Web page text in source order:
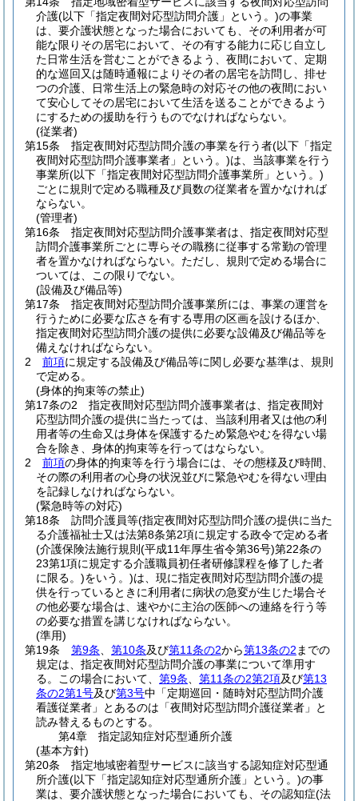
介護(以下「指定夜間対応型訪問介護」という。)の事業
は、要介護状態となった場合においても、その利用者が可
能な限りその居宅において、その有する能力に応じ自立し
た日常生活を営むことができるよう、夜間において、定期
的な巡回又は随時通報によりその者の居宅を訪問し、排せ
つの介護、日常生活上の緊急時の対応その他の夜間におい
て安心してその居宅において生活を送ることができるよう
にするための援助を行うものでなければならない。
(従業者)
第15条
指定夜間対応型訪問介護の事業を行う者(以下「指定
夜間対応型訪問介護事業者」という。)は、当該事業を行う
事業所(以下「指定夜間対応型訪問介護事業所」という。)
ごとに規則で定める職種及び員数の従業者を置かなければ
ならない。
(管理者)
第16条
指定夜間対応型訪問介護事業者は、指定夜間対応型
訪問介護事業所ごとに専らその職務に従事する常勤の管理
者を置かなければならない。 ただし、規則で定める場合に
ついては、この限りでない。
(設備及び備品等)
第17条
指定夜間対応型訪問介護事業所には、事業の運営を
行うために必要な広さを有する専用の区画を設けるほか、
指定夜間対応型訪問介護の提供に必要な設備及び備品等を
備えなければならない。
2
前項に規定する設備及び備品等に関し必要な基準は、規則
で定める。
(身体的拘束等の禁止)
第17条の2
指定夜間対応型訪問介護事業者は、指定夜間対
応型訪問介護の提供に当たっては、当該利用者又は他の利
用者等の生命又は身体を保護するため緊急やむを得ない場
合を除き、身体的拘束等を行ってはならない。
2
前項の身体的拘束等を行う場合には、その態様及び時間、
その際の利用者の心身の状況並びに緊急やむを得ない理由
を記録しなければならない。
(緊急時等の対応)
第18条
訪問介護員等(指定夜間対応型訪問介護の提供に当た
る介護福祉士又は法第8条第2項に規定する政令で定める者
(介護保険法施行規則 (平成11年厚生省令第36号)第22条の
23第1項に規定する介護職員初任者研修課程を修了した者
に限る。)をいう。)は、現に指定夜間対応型訪問介護の提
供を行っているときに利用者に病状の急変が生じた場合そ
の他必要な場合は、速やかに主治の医師への連絡を行う等
の必要な措置を講じなければならない。
(準用)
第19条
第9条 第10条及び第11条の2から第13条の2 までの
規定は、指定夜間対応型訪問介護の事業について準用す
る。
この場合において、 第9条 第11条の2第2項及び第13
条の2第1号及び第3号中「定期巡回・随時対応型訪問介護
看護従業者」とあるのは「夜間対応型訪問介護従業者」と
読み替えるものとする。
第4章
指定認知症対応型通所介護
(基本方針)
第20条
指定地域密着型サービスに該当する認知症対応型通
所介護(以下「指定認知症対応型通所介護」という。)の事
業は、要介護状態となった場合においても、その認知症(法